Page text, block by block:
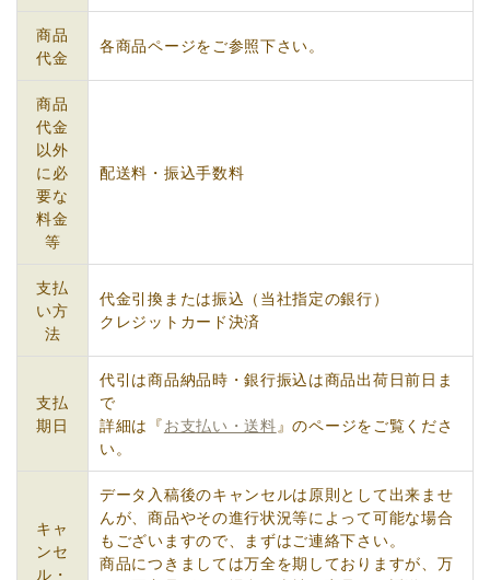
商品
代金
各商品ページをご参照下さい。
商品
代金
以外
に必
要な
料金
等
配送料・振込手数料
支払
い方
法
代金引換または振込（当社指定の銀行）
クレジットカード決済
支払
期日
代引は商品納品時・銀行振込は商品出荷日前日ま
で
詳細は『お支払い・送料 』のページをご覧くださ
い。
キャ
ンセ
ル・
データ入稿後のキャンセルは原則として出来ませ
んが、商品やその進行状況等によって可能な場合
もございますので、まずはご連絡下さい。
商品につきましては万全を期しておりますが、万